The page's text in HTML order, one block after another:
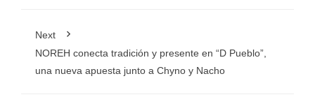
Next
NOREH conecta tradición y presente en “D Pueblo”,
una nueva apuesta junto a Chyno y Nacho